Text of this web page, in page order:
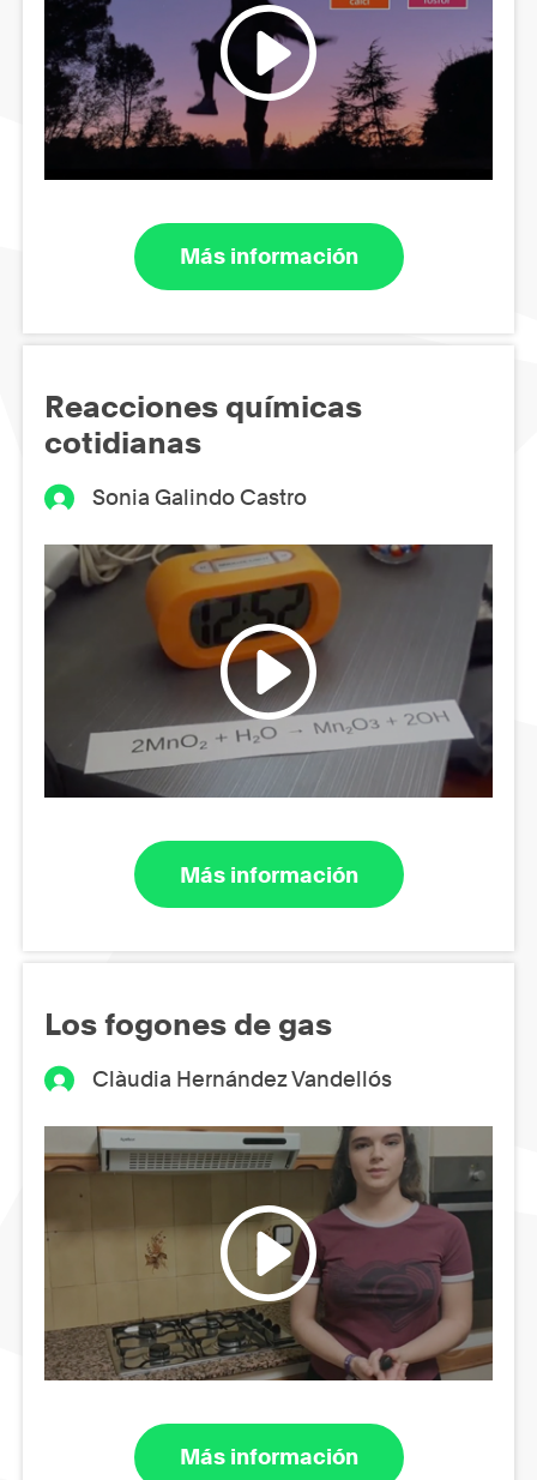
Más información
Reacciones químicas
cotidianas
Sonia Galindo Castro
Más información
Los fogones de gas
Clàudia Hernández Vandellós
Más información